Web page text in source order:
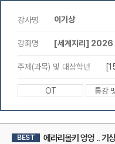
강사명 이기상
강좌명 [세계지리] 2026
주제(과목) 및 대상학년
OT 통강
BEST 에라리몰키 엉엉 .. 기